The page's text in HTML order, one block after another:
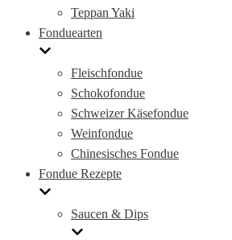
Teppan Yaki
Fonduearten
Fleischfondue
Schokofondue
Schweizer Käsefondue
Weinfondue
Chinesisches Fondue
Fondue Rezepte
Saucen & Dips